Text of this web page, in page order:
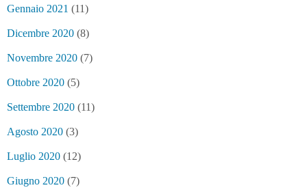
Gennaio 2021 (11)
Dicembre 2020 (8)
Novembre 2020 (7)
Ottobre 2020 (5)
Settembre 2020 (11)
Agosto 2020 (3)
Luglio 2020 (12)
Giugno 2020 (7)